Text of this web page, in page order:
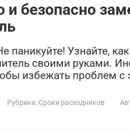
и безопасно
паникуйте! Узнайте,
своими руками.
избежать проблем с
Рубрика: Сроки расходников